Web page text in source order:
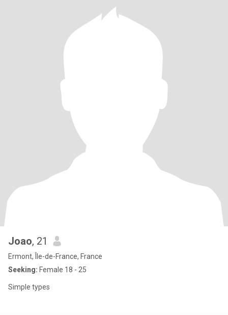
Joao, 21
Ermont, Île-de-France, France
Seeking: Female 18 - 25
Simple types